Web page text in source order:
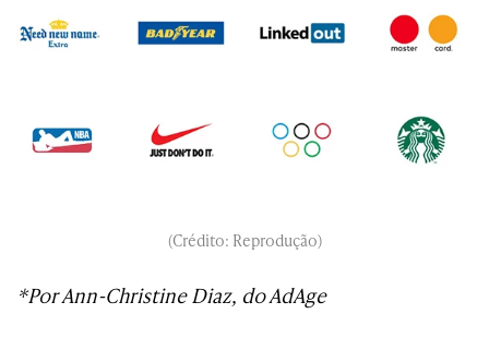
(Crédito: Reprodução)
*Por Ann-Christine Diaz, do AdAge